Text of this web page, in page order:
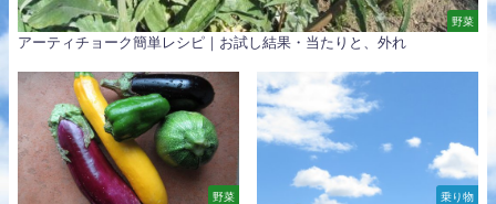
野菜
アーティチョーク簡単レシピ｜お試し結果・当たりと、外れ
野菜 乗り物